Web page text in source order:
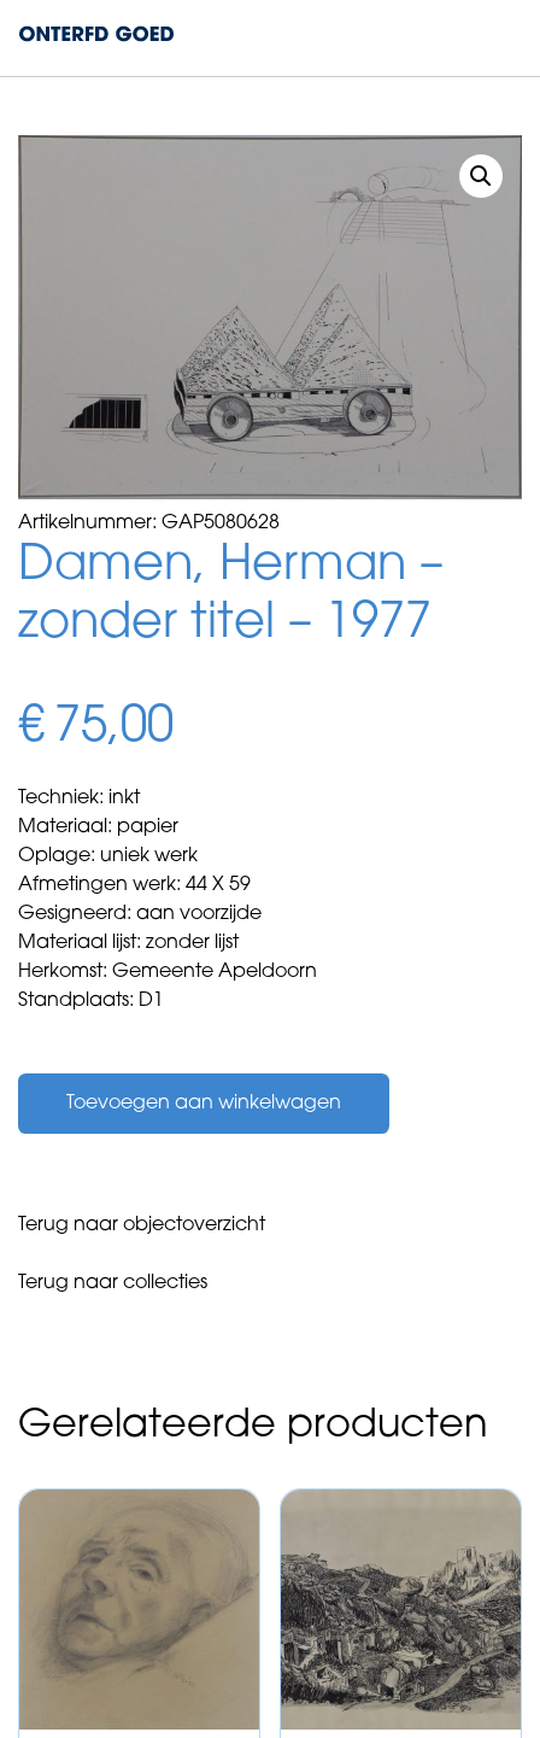
Artikelnummer: GAP5080628
Damen, Herman –
zonder titel – 1977
€ 75,00
Techniek: inkt
Materiaal: papier
Oplage: uniek werk
Afmetingen werk: 44 X 59
Gesigneerd: aan voorzijde
Materiaal lijst: zonder lijst
Herkomst: Gemeente Apeldoorn
Standplaats: D1
Herman
zonder
1977
Toevoegen aan winkelwagen
Terug naar objectoverzicht
Terug naar collecties
Gerelateerde producten